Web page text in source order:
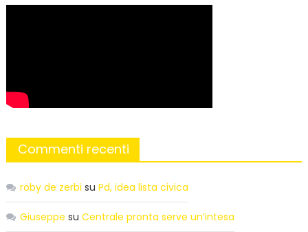
Commenti recenti
roby de zerbi su Pd, idea lista civica
Giuseppe su Centrale pronta serve un’intesa